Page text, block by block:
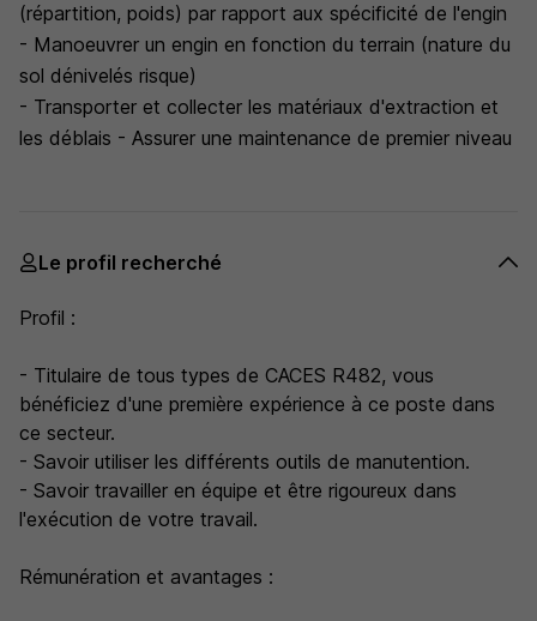
(répartition, poids) par rapport aux spécificité de l'engin
- Manoeuvrer un engin en fonction du terrain (nature du
sol dénivelés risque)
- Transporter et collecter les matériaux d'extraction et
les déblais - Assurer une maintenance de premier niveau
Le profil recherché
Profil :
- Titulaire de tous types de CACES R482, vous
bénéficiez d'une première expérience à ce poste dans
ce secteur.
- Savoir utiliser les différents outils de manutention.
- Savoir travailler en équipe et être rigoureux dans
l'exécution de votre travail.
Rémunération et avantages :